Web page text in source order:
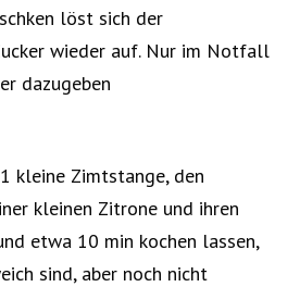
löst sich der
wieder auf. Nur im Notfall
dazugeben
kleine Zimtstange, den
kleinen Zitrone und ihren
etwa 10 min kochen lassen,
sind, aber noch nicht